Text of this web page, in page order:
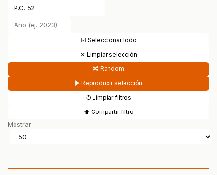
☑ Seleccionar todo
✕ Limpiar selección
🔀 Random
▶ Reproducir selección
↺ Limpiar filtros
⬆ Compartir filtro
Mostrar